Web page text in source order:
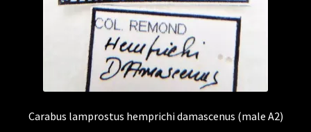
Carabus lamprostus hemprichi damascenus (male A2)